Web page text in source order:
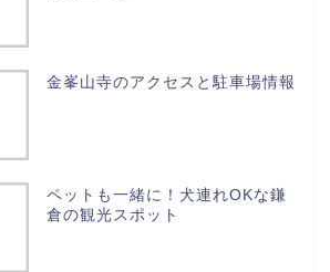
金峯山寺のアクセスと駐車場情報
ペットも一緒に！犬連れOKな鎌
倉の観光スポット